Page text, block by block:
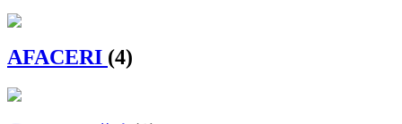
AFACERI (4)